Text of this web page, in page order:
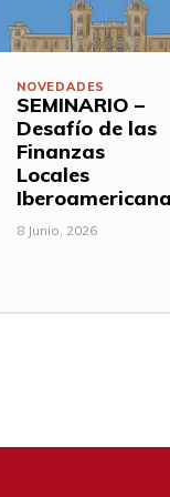
NOVEDADES
SEMINARIO –
Desafío de las
Finanzas
Locales
8 Junio, 2026